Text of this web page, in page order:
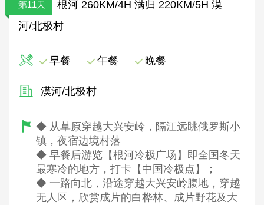
第11天
根河 260KM/4H 满归 220KM/5H 漠
河/北极村
早餐 午餐 晚餐
漠河/北极村
◆ 从草原穿越大兴安岭，隔江远眺俄罗斯小
镇，夜宿边境村落
◆ 早餐后游览【根河冷极广场】即全国冬天
最寒冷的地方，打卡【中国冷极点】；
◆ 一路向北，沿途穿越大兴安岭腹地，穿越
无人区，欣赏成片的白桦林、成片野花及大